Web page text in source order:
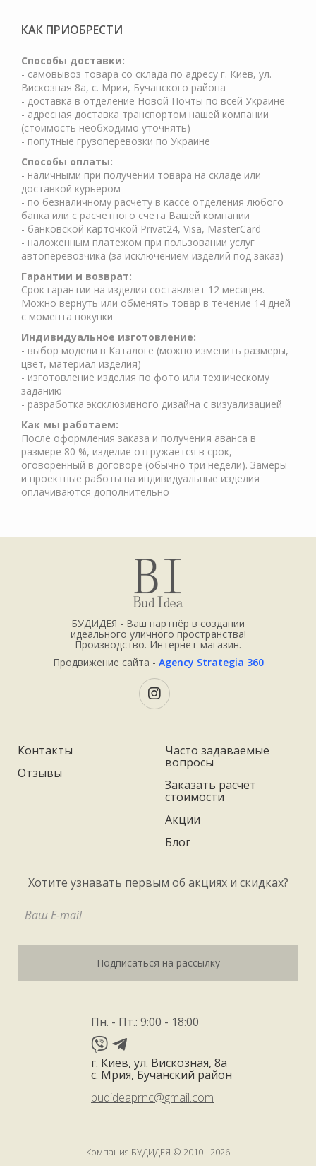
КАК ПРИОБРЕСТИ
Cпособы доставки:
- самовывоз товара со склада по адресу г. Киев, ул.
Вискозная 8а, с. Мрия, Бучанского района
- доставка в отделение Новой Почты по всей Украине
- адресная доставка транспортом нашей компании
(стоимость необходимо уточнять)
- попутные грузоперевозки по Украине
Способы оплаты:
- наличными при получении товара на складе или
доставкой курьером
- по безналичному расчету в кассе отделения любого
банка или с расчетного счета Вашей компании
- банковской карточкой Privat24, Visa, MasterCard
- наложенным платежом при пользовании услуг
автоперевозчика (за исключением изделий под заказ)
Гарантии и возврат:
Срок гарантии на изделия составляет 12 месяцев.
Можно вернуть или обменять товар в течение 14 дней
с момента покупки
Индивидуальное изготовление:
- выбор модели в Каталоге (можно изменить размеры,
цвет, материал изделия)
- изготовление изделия по фото или техническому
заданию
- разработка эксклюзивного дизайна с визуализацией
Как мы работаем:
После оформления заказа и получения аванса в
размере 80 %, изделие отгружается в срок,
оговоренный в договоре (обычно три недели). Замеры
и проектные работы на индивидуальные изделия
оплачиваются дополнительно
БУДИДЕЯ - Ваш партнёр в создании
идеального уличного пространства!
Производство. Интернет-магазин.
Продвижение сайта - Agency Strategia 360
Контакты
Отзывы
Часто задаваемые
вопросы
Заказать расчёт
стоимости
Акции
Блог
Хотите узнавать первым об акциях и скидках?
Подписаться на рассылку
Пн. - Пт.: 9:00 - 18:00
г. Киев, ул. Вискозная, 8а
с. Мрия, Бучанский район
budideaprnc@gmail.com
Компания БУДИДЕЯ © 2010 - 2026